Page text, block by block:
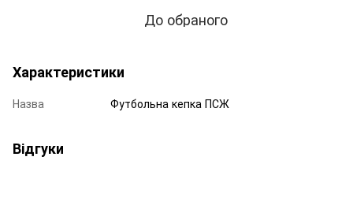
До обраного
Характеристики
Назва Футбольна кепка ПСЖ
Відгуки